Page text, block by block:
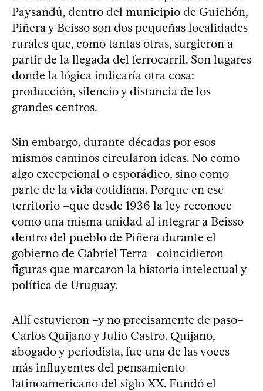
Paysandú, dentro del municipio de Guichón,
Piñera y Beisso son dos pequeñas localidades
rurales que, como tantas otras, surgieron a
partir de la llegada del ferrocarril. Son lugares
donde la lógica indicaría otra cosa:
producción, silencio y distancia de los
grandes centros.
Sin embargo, durante décadas por esos
mismos caminos circularon ideas. No como
algo excepcional o esporádico, sino como
parte de la vida cotidiana. Porque en ese
territorio –que desde 1936 la ley reconoce
como una misma unidad al integrar a Beisso
dentro del pueblo de Piñera durante el
gobierno de Gabriel Terra– coincidieron
figuras que marcaron la historia intelectual y
política de Uruguay.
Allí estuvieron –y no precisamente de paso–
Carlos Quijano y Julio Castro. Quijano,
abogado y periodista, fue una de las voces
más influyentes del pensamiento
latinoamericano del siglo XX. Fundó el